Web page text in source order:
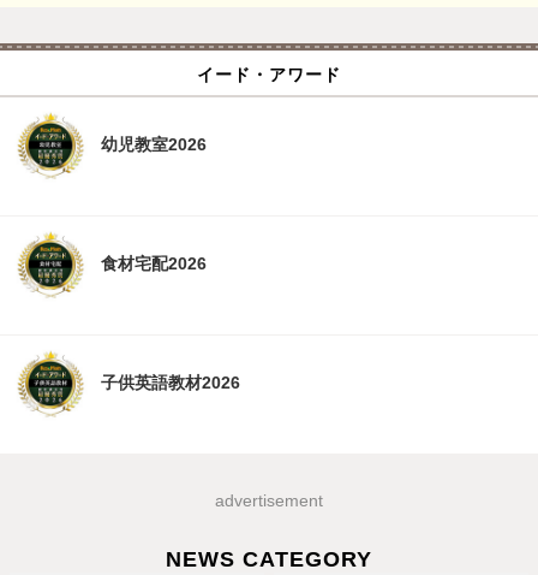
イード・アワード
幼児教室2026
食材宅配2026
子供英語教材2026
advertisement
NEWS CATEGORY